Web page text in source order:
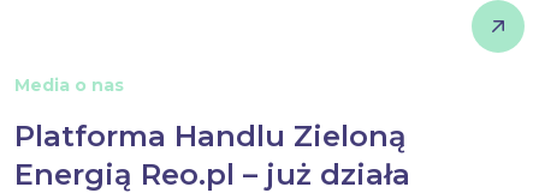
Media o nas
Platforma Handlu Zieloną
Energią Reo.pl – już działa